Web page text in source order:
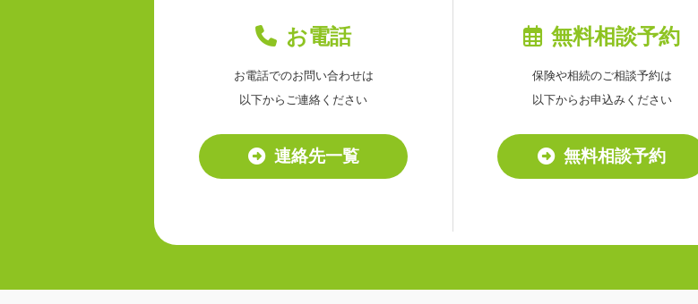
お電話
お電話でのお問い合わせは
以下からご連絡ください
連絡先一覧
無料相談予約
保険や相続のご相談予約は
以下からお申込みください
無料相談予約